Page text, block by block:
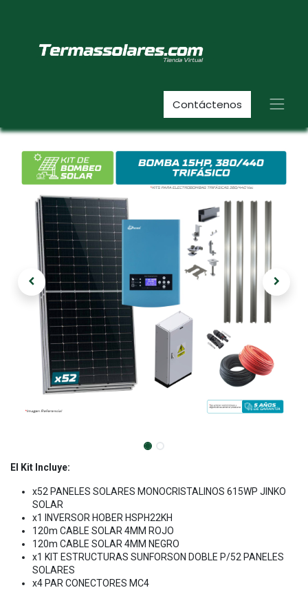
Contáctenos
El Kit Incluye:
x52 PANELES SOLARES MONOCRISTALINOS 615WP JINKO
SOLAR
x1 INVERSOR HOBER HSPH22KH
120m CABLE SOLAR 4MM ROJO
120m CABLE SOLAR 4MM NEGRO
x1 KIT ESTRUCTURAS SUNFORSON DOBLE P/52 PANELES
SOLARES
x4 PAR CONECTORES MC4